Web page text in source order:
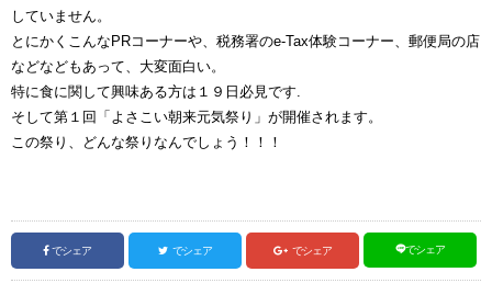
していません。
とにかくこんなPRコーナーや、税務署のe-Tax体験コーナー、郵便局の店
などなどもあって、大変面白い。
特に食に関して興味ある方は１９日必見です.
そして第１回「よさこい朝来元気祭り」が開催されます。
この祭り、どんな祭りなんでしょう！！！
でシェア でシェア でシェア でシェア